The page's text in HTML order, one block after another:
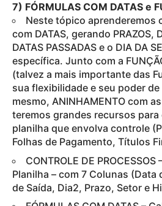
7) FÓRMULAS COM DATAS e
Neste tópico aprenderemos
com DATAS, gerando PRAZOS,
DATAS PASSADAS e o DIA DA
específica. Junto com a
(talvez a mais importante das
sua flexibilidade e seu poder de
mesmo, ANINHAMENTO com
teremos grandes recursos
planilha que envolva controle
Folhas de Pagamento, Títulos
CONTROLE DE PROCESSOS
Planilha – com 7 Colunas (Data
de Saída, Dia2, Prazo, Setor e